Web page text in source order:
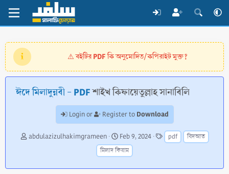
⚠️বইটির PDF কি অনুমোদিত/কপিরাইট মুক্ত?
ঈদে মিলাদুন্নবী - PDFশাইখ কিফায়েতুল্লাহ সানাবিলি
Login or Register to Download
A
abdulazizulhakimgrameen
C
r
e
Feb 9, 2024
T
a
pdf
বিদআত
মিলাদ কিয়াম